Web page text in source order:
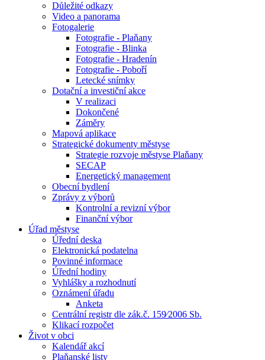
Důležité odkazy
Video a panorama
Fotogalerie
Fotografie - Plaňany
Fotografie - Blinka
Fotografie - Hradenín
Fotografie - Poboří
Letecké snímky
Dotační a investiční akce
V realizaci
Dokončené
Záměry
Mapová aplikace
Strategické dokumenty městyse
Strategie rozvoje městyse Plaňany
SECAP
Energetický management
Obecní bydlení
Zprávy z výborů
Kontrolní a revizní výbor
Finanční výbor
Úřad městyse
Úřední deska
Elektronická podatelna
Povinné informace
Úřední hodiny
Vyhlášky a rozhodnutí
Oznámení úřadu
Anketa
Centrální registr dle zák.č. 159⁄2006 Sb.
Klikací rozpočet
Život v obci
Kalendář akcí
Plaňanské listy